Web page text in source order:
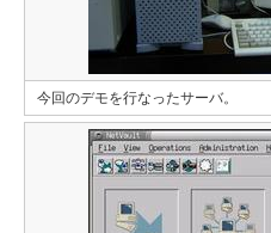
今回のデモを行なったサーバ。